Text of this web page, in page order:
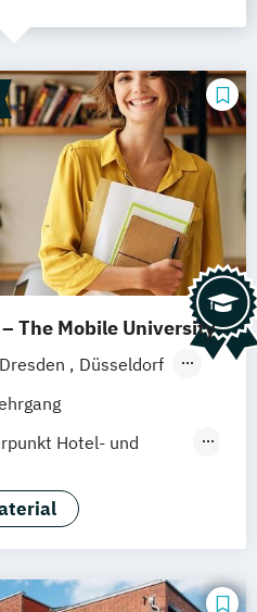
The Mobile University
Dresden
Düsseldorf
Köln
Wien
Hamm Zürich
Hotel- und
Hotelmanagement